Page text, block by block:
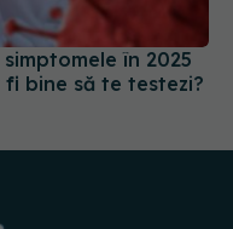
în 2025
bine să te testezi?